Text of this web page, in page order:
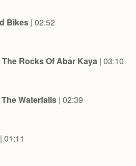
Bikes | 02:52
Rocks Of Abar Kaya | 03:10
Waterfalls | 02:39
| 01:11